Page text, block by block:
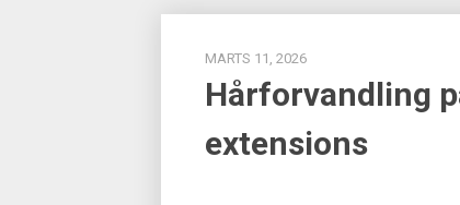
MARTS 11, 2026
Hårforvandling
extensions